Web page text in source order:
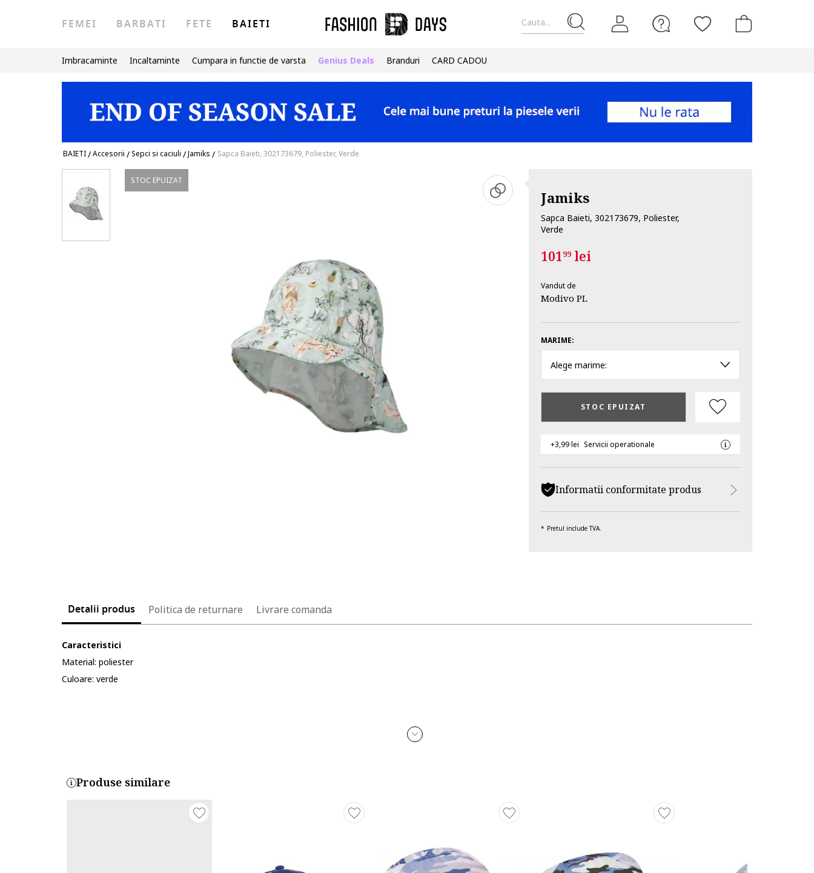
Cauta...
FEMEI BARBATI FETE BAIETI
Imbracaminte Incaltaminte Cumpara in functie de varsta Genius Deals Branduri CARD CADOU
BAIETI/Accesorii /Sepci si caciuli /Jamiks / Sapca Baieti, 302173679, Poliester, Verde
STOC EPUIZAT
Jamiks
Sapca Baieti, 302173679, Poliester,
Verde
10199lei
Vandut de
Modivo PL
MARIME:
Alege marime:
STOC EPUIZAT
+3,99 lei Servicii operationale
Informatii conformitate produs
Pretul include TVA.
Detalii produs Politica de returnare Livrare comanda
Caracteristici
Material: poliester
Culoare: verde
Produse similare